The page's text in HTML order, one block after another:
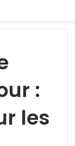
:
les